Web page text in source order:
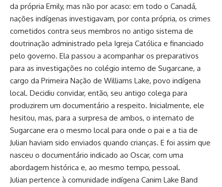
da própria Emily, mas não por acaso: em todo o Canadá,
nações indígenas investigavam, por conta própria, os crimes
cometidos contra seus membros no antigo sistema de
doutrinação administrado pela Igreja Católica e financiado
pelo governo. Ela passou a acompanhar os preparativos
para as investigações no colégio interno de Sugarcane, a
cargo da Primeira Nação de Williams Lake, povo indígena
local. Decidiu convidar, então, seu antigo colega para
produzirem um documentário a respeito. Inicialmente, ele
hesitou, mas, para a surpresa de ambos, o internato de
Sugarcane era o mesmo local para onde o pai e a tia de
Julian haviam sido enviados quando crianças. E foi assim que
nasceu o documentário indicado ao Oscar, com uma
abordagem histórica e, ao mesmo tempo, pessoal.
Julian pertence à comunidade indígena Canim Lake Band